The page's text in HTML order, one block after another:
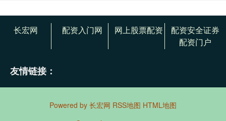
长宏网 配资入门网 网上股票配资
配资安全证券
配资门户
友情链接：
Powered by 长宏网 RSS地图 HTML地图